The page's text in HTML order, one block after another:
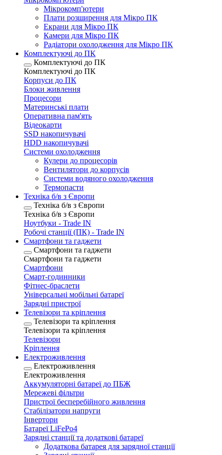
Мікрокомп'ютери
Плати розширення для Мікро ПК
Екрани для Мікро ПК
Камери для Мікро ПК
Радіатори охолодження для Мікро ПК
Комплектуючі до ПК
Комплектуючі до ПК
Комплектуючі до ПК
Корпуси до ПК
Блоки живлення
Процесори
Материнські плати
Оперативна пам'ять
Відеокарти
SSD накопичувачі
HDD накопичувачі
Системи охолодження
Кулери до процесорів
Вентилятори до корпусів
Системи водяного охолодження
Термопасти
Техніка б/в з Європи
Техніка б/в з Європи
Техніка б/в з Європи
Ноутбуки - Trade IN
Робочі станції (ПК) - Trade IN
Смартфони та гаджети
Смартфони та гаджети
Смартфони та гаджети
Смартфони
Смарт-годинники
Фітнес-браслети
Універсальні мобільні батареї
Зарядні пристрої
Телевізори та кріплення
Телевізори та кріплення
Телевізори та кріплення
Телевізори
Кріплення
Електроживлення
Електроживлення
Електроживлення
Аккумуляторні батареї до ПБЖ
Мережеві фільтри
Пристрої бесперебійного живлення
Стабілізатори напруги
Інвертори
Батареї LiFePo4
Зарядні станції та додаткові батареї
Додаткова батарея для зарядної станції